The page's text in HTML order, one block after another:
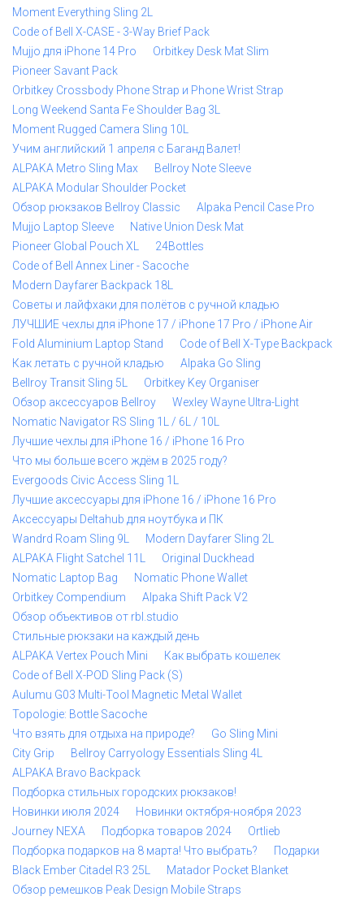
Moment Everything Sling 2L
Code of Bell X-CASE - 3-Way Brief Pack
Mujjo для iPhone 14 Pro
Orbitkey Desk Mat Slim
Pioneer Savant Pack
Orbitkey Crossbody Phone Strap и Phone Wrist Strap
Long Weekend Santa Fe Shoulder Bag 3L
Moment Rugged Camera Sling 10L
Учим английский 1 апреля с Баганд Валет!
ALPAKA Metro Sling Max
Bellroy Note Sleeve
ALPAKA Modular Shoulder Pocket
Обзор рюкзаков Bellroy Classic
Alpaka Pencil Case Pro
Mujjo Laptop Sleeve
Native Union Desk Mat
Pioneer Global Pouch XL
24Bottles
Code of Bell Annex Liner - Sacoche
Modern Dayfarer Backpack 18L
Советы и лайфхаки для полётов с ручной кладью
ЛУЧШИЕ чехлы для iPhone 17 / iPhone 17 Pro / iPhone Air
Fold Aluminium Laptop Stand
Code of Bell X-Type Backpack
Как летать с ручной кладью
Alpaka Go Sling
Bellroy Transit Sling 5L
Orbitkey Key Organiser
Обзор аксессуаров Bellroy
Wexley Wayne Ultra-Light
Nomatic Navigator RS Sling 1L / 6L / 10L
Лучшие чехлы для iPhone 16 / iPhone 16 Pro
Что мы больше всего ждём в 2025 году?
Evergoods Civic Access Sling 1L
Лучшие аксессуары для iPhone 16 / iPhone 16 Pro
Аксессуары Deltahub для ноутбука и ПК
Wandrd Roam Sling 9L
Modern Dayfarer Sling 2L
ALPAKA Flight Satchel 11L
Original Duckhead
Nomatic Laptop Bag
Nomatic Phone Wallet
Orbitkey Compendium
Alpaka Shift Pack V2
Обзор объективов от rbl.studio
Стильные рюкзаки на каждый день
ALPAKA Vertex Pouch Mini
Как выбрать кошелек
Code of Bell X-POD Sling Pack (S)
Aulumu G03 Multi-Tool Magnetic Metal Wallet
Topologie: Bottle Sacoche
Что взять для отдыха на природе?
Go Sling Mini
City Grip
Bellroy Carryology Essentials Sling 4L
ALPAKA Bravo Backpack
Подборка стильных городских рюкзаков!
Новинки июля 2024
Новинки октября-ноября 2023
Journey NEXA
Подборка товаров 2024
Ortlieb
Подборка подарков на 8 марта! Что выбрать?
Подарки
Black Ember Citadel R3 25L
Matador Pocket Blanket
Обзор ремешков Peak Design Mobile Straps